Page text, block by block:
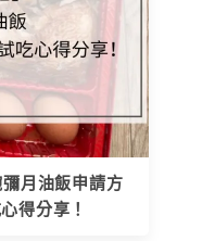
彌月油飯申請方
得分享！